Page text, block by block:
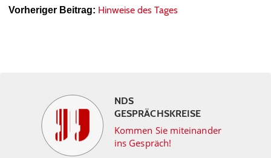
Vorheriger Beitrag: Hinweise des Tages
NDS
GESPRÄCHSKREISE
Kommen Sie miteinander
ins Gespräch!